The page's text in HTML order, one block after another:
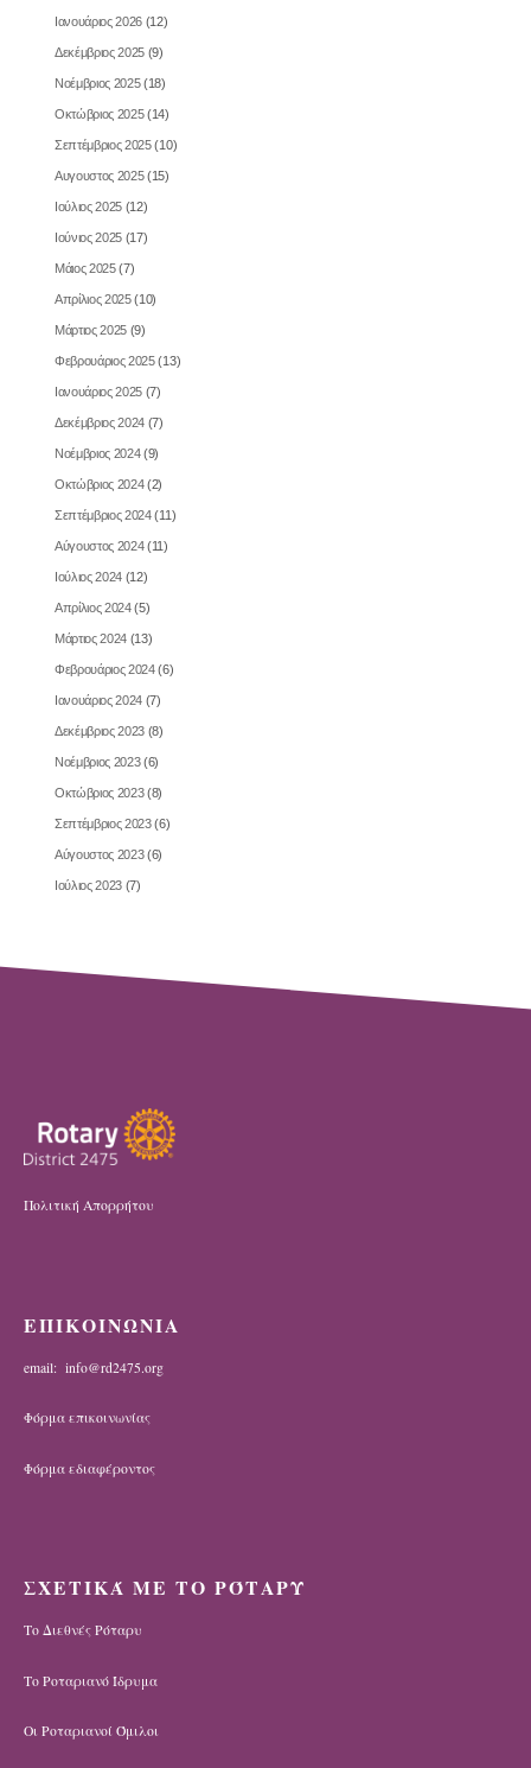
Ιανουάριος 2026 (12)
Δεκέμβριος 2025 (9)
Νοέμβριος 2025(18)
Οκτώβριος 2025(14)
Σεπτέμβριος 2025(10)
Αυγουστος 2025(15)
Ιούλιος 2025 (12)
Ιούνιος 2025 (17)
Μάιος 2025(7)
Απρίλιος 2025(10)
Μάρτιος 2025 (9)
Φεβρουάριος 2025(13)
Ιανουάριος 2025 (7)
Δεκέμβριος 2024 (7)
Νοέμβριος 2024(9)
Οκτώβριος 2024(2)
Σεπτέμβριος 2024(11)
Αύγουστος 2024(11)
Ιούλιος 2024 (12)
Απρίλιος 2024(5)
Μάρτιος 2024 (13)
Φεβρουάριος 2024(6)
Ιανουάριος 2024 (7)
Δεκέμβριος 2023 (8)
Νοέμβριος 2023(6)
Οκτώβριος 2023(8)
Σεπτέμβριος 2023(6)
Αύγουστος 2023(6)
Ιούλιος 2023 (7)
Πολιτική Απορρήτου
ΕΠΙΚΟΙΝΩΝΙΑ
email: info@rd2475.org
Φόρμα επικοινωνίας
Φόρμα εδιαφέροντος
ΣΧΕΤΙΚΆ ΜΕ ΤΟ ΡΌΤΑΡΥ
Το Διεθνές Ρόταρυ
Το Ροταριανό Ίδρυμα
Οι Ροταριανοί Όμιλοι